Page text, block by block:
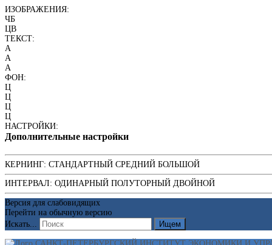
ИЗОБРАЖЕНИЯ:
ЧБ
ЦВ
ТЕКСТ:
A
A
A
ФОН:
Ц
Ц
Ц
Ц
НАСТРОЙКИ:
Дополнительные настройки
КЕРНИНГ: СТАНДАРТНЫЙ СРЕДНИЙ БОЛЬШОЙ
ИНТЕРВАЛ: ОДИНАРНЫЙ ПОЛУТОРНЫЙ ДВОЙНОЙ
Версия для слабовидящих
Перейти на обычную версию
Искать...
Ищем